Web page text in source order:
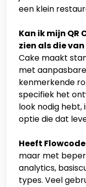
een klein
Kan ik mijn QR
zien als die
Cake maakt
met aanpasbare
kenmerkende
specifiek het
look nodig hebt,
optie die dat
Heeft
maar met
analytics,
types. Veel